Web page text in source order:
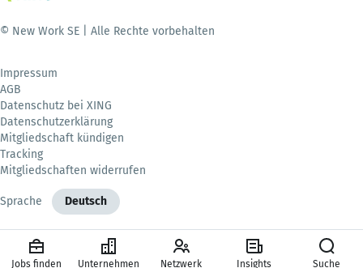
© New Work SE | Alle Rechte vorbehalten
Impressum
AGB
Datenschutz bei XING
Datenschutzerklärung
Mitgliedschaft kündigen
Tracking
Mitgliedschaften widerrufen
Sprache Deutsch
Jobs finden Unternehmen Netzwerk Insights Suche